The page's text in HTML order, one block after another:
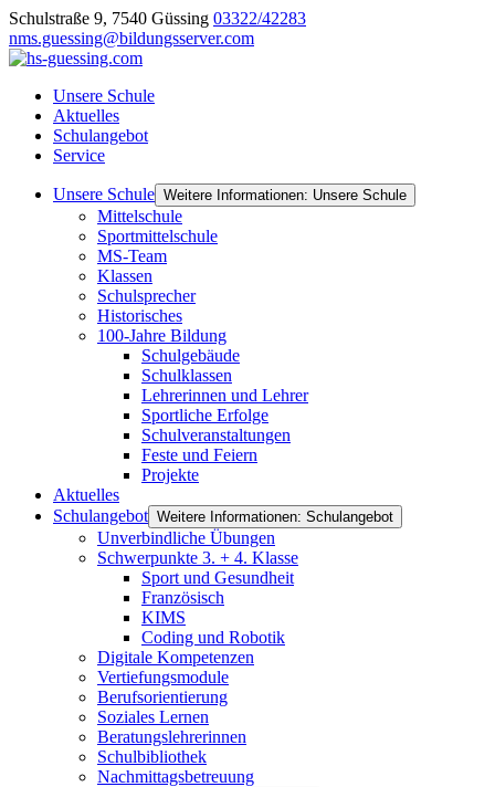
Schulstraße 9, 7540 Güssing 03322/42283
nms.guessing@bildungsserver.com
Unsere Schule
Aktuelles
Schulangebot
Service
Unsere Schule Weitere Informationen: Unsere Schule
Mittelschule
Sportmittelschule
MS-Team
Klassen
Schulsprecher
Historisches
100-Jahre Bildung
Schulgebäude
Schulklassen
Lehrerinnen und Lehrer
Sportliche Erfolge
Schulveranstaltungen
Feste und Feiern
Projekte
Aktuelles
Schulangebot Weitere Informationen: Schulangebot
Unverbindliche Übungen
Schwerpunkte 3. + 4. Klasse
Sport und Gesundheit
Französisch
KIMS
Coding und Robotik
Digitale Kompetenzen
Vertiefungsmodule
Berufsorientierung
Soziales Lernen
Beratungslehrerinnen
Schulbibliothek
Nachmittagsbetreuung